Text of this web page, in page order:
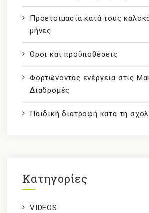
Προετοιμασία κατά τους
μήνες
Όροι και προϋποθέσεις
Φορτώνοντας ενέργεια στις
Διαδρομές
Παιδική διατροφή κατά τη
Kατηγορίες
VIDEOS